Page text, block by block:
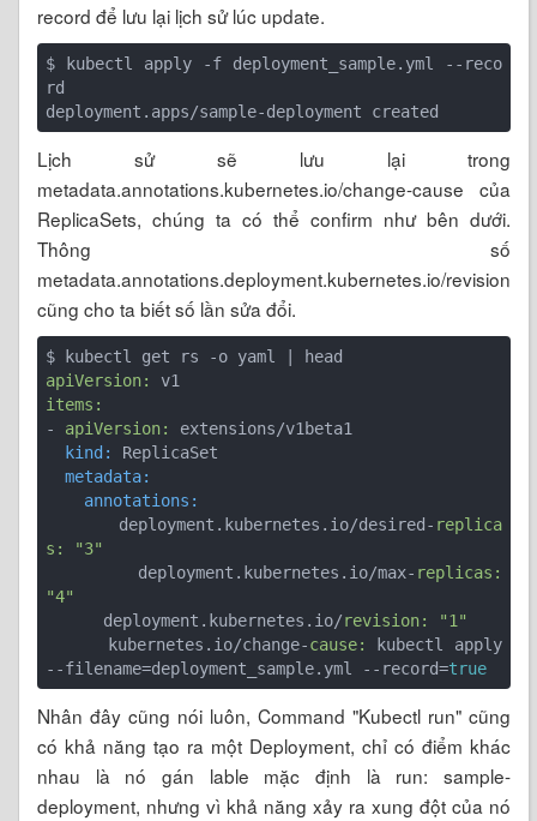
record để lưu lại lịch sử lúc update.
$ kubectl apply -f deployment_sample.yml --reco
rd
Lịch sử sẽ lưu lại trong
metadata.annotations.kubernetes.io/change-cause của
ReplicaSets, chúng ta có thể confirm như bên dưới.
Thông số
metadata.annotations.deployment.kubernetes.io/revision
cũng cho ta biết số lần sửa đổi.
apiVersion:
items:
- apiVersion:
  kind:
  metadata:
    annotations:
      deployment.kubernetes.io/desired-
replica
s:
"3"
      deployment.kubernetes.io/max-
replicas:
"4"
      deployment.kubernetes.io/
revision:
"1"
      kubernetes.io/change-
cause:
kubectl apply
--filename=deployment_sample.yml --record=true
Nhân đây cũng nói luôn, Command "Kubectl run" cũng
có khả năng tạo ra một Deployment, chỉ có điểm khác
nhau là nó gán lable mặc định là run: sample-
deployment, nhưng vì khả năng xảy ra xung đột của nó